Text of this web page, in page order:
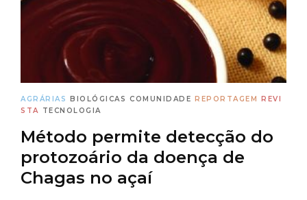
AGRÁRIAS BIOLÓGICAS COMUNIDADE REPORTAGEM
REVI
STA TECNOLOGIA
Método permite detecção do
protozoário da doença de
Chagas no açaí